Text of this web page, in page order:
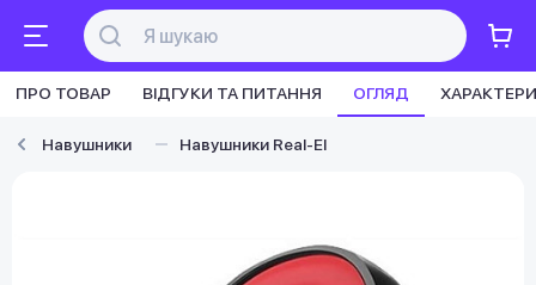
ПРО ТОВАР ВІДГУКИ ТА ПИТАННЯ ОГЛЯД
Навушники Навушники Real-El